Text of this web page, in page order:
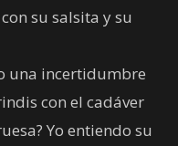
su salsita y su
una incertidumbre
con el cadáver
Yo entiendo su